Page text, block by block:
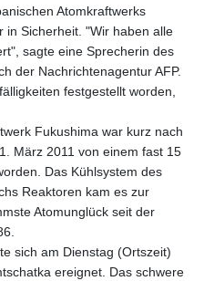
109.992259
1515.115748
142.598215
183.583315
0.819746
182.445186
148.887592
101.104505
4685.244046
492.514185
1627.712241
Atomkraftwerks
in Sicherheit. "Wir haben alle
sagte eine Sprecherin des
der Nachrichtenagentur AFP.
festgestellt worden,
Fukushima war kurz nach
März 2011 von einem fast 15
Das Kühlsystem des
Reaktoren kam es zur
Atomunglück seit der
sich am Dienstag (Ortszeit)
ereignet. Das schwere